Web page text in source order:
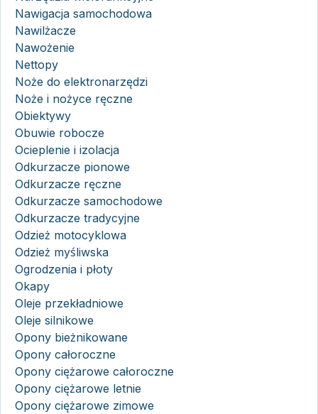
Nawigacja samochodowa
Nawilżacze
Nawożenie
Nettopy
Noże do elektronarzędzi
Noże i nożyce ręczne
Obiektywy
Obuwie robocze
Ocieplenie i izolacja
Odkurzacze pionowe
Odkurzacze ręczne
Odkurzacze samochodowe
Odkurzacze tradycyjne
Odzież motocyklowa
Odzież myśliwska
Ogrodzenia i płoty
Okapy
Oleje przekładniowe
Oleje silnikowe
Opony bieżnikowane
Opony całoroczne
Opony ciężarowe całoroczne
Opony ciężarowe letnie
Opony ciężarowe zimowe